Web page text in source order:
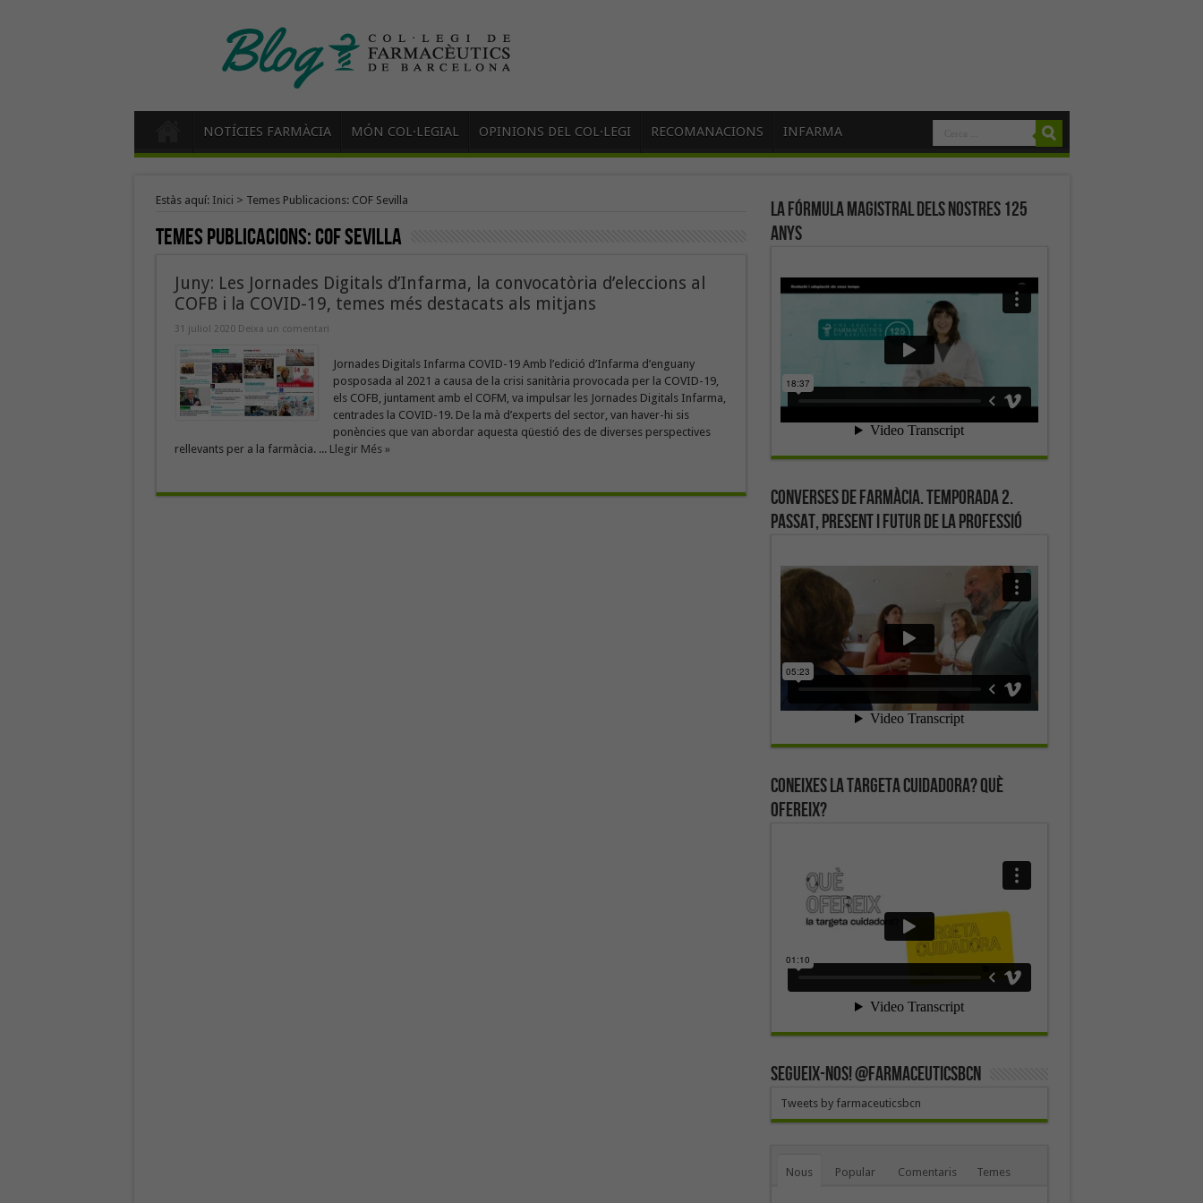
NOTÍCIES FARMÀCIA MÓN COL·LEGIAL OPINIONS DEL COL·LEGI RECOMANACIONS INFARMA
Estàs aquí: Inici > Temes Publicacions: COF Sevilla
Temes Publicacions:COF Sevilla
Juny: Les Jornades Digitals d’Infarma, la convocatòria d’eleccions al
COFB i la COVID-19, temes més destacats als mitjans
31 juliol 2020 Deixa un comentari
Jornades Digitals Infarma COVID-19 Amb l’edició d’Infarma d’enguany
posposada al 2021 a causa de la crisi sanitària provocada per la COVID-19,
els COFB, juntament amb el COFM, va impulsar les Jornades Digitals Infarma,
centrades la COVID-19. De la mà d’experts del sector, van haver-hi sis
ponències que van abordar aquesta qüestió des de diverses perspectives
rellevants per a la farmàcia. ... Llegir Més »
La fórmula magistral dels nostres 125
anys
Converses de farmàcia. Temporada 2.
Passat, present i futur de la professió
Coneixes la targeta cuidadora? Què
ofereix?
SEGUEIX-NOS! @farmaceuticsbcn
Tweets by farmaceuticsbcn
Nous Popular Comentaris Temes